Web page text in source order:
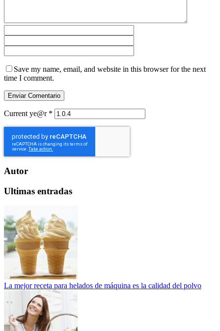
Save my name, email, and website in this browser for the next
time I comment.
Current ye@r *
Autor
Ultimas entradas
La mejor receta para helados de máquina es la calidad del polvo